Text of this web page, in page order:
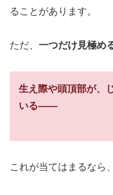
ることがあります。
ただ、 一つだけ見極め
生え際や頭頂部が、
いる——
これが当てはまるなら